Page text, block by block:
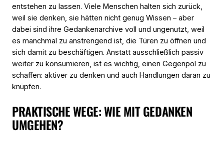
entstehen zu lassen. Viele Menschen halten sich zurück,
weil sie denken, sie hätten nicht genug Wissen – aber
dabei sind ihre Gedankenarchive voll und ungenutzt, weil
es manchmal zu anstrengend ist, die Türen zu öffnen und
sich damit zu beschäftigen. Anstatt ausschließlich passiv
weiter zu konsumieren, ist es wichtig, einen Gegenpol zu
schaffen: aktiver zu denken und auch Handlungen daran zu
knüpfen.
PRAKTISCHE WEGE: WIE MIT GEDANKEN
UMGEHEN?